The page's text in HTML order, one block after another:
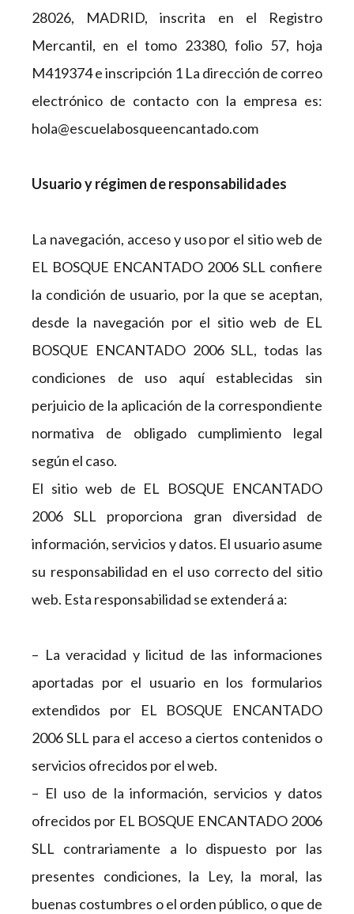
28026, MADRID, inscrita en el Registro
Mercantil, en el tomo 23380, folio 57, hoja
M419374 e inscripción 1 La dirección de correo
electrónico de contacto con la empresa es:
hola@escuelabosqueencantado.com
Usuario y régimen de responsabilidades
La navegación, acceso y uso por el sitio web de
EL BOSQUE ENCANTADO 2006 SLL confiere
la condición de usuario, por la que se aceptan,
desde la navegación por el sitio web de EL
BOSQUE ENCANTADO 2006 SLL, todas las
condiciones de uso aquí establecidas sin
perjuicio de la aplicación de la correspondiente
normativa de obligado cumplimiento legal
según el caso.
El sitio web de EL BOSQUE ENCANTADO
2006 SLL proporciona gran diversidad de
información, servicios y datos. El usuario asume
su responsabilidad en el uso correcto del sitio
web. Esta responsabilidad se extenderá a:
– La veracidad y licitud de las informaciones
aportadas por el usuario en los formularios
extendidos por EL BOSQUE ENCANTADO
2006 SLL para el acceso a ciertos contenidos o
servicios ofrecidos por el web.
– El uso de la información, servicios y datos
ofrecidos por EL BOSQUE ENCANTADO 2006
SLL contrariamente a lo dispuesto por las
presentes condiciones, la Ley, la moral, las
buenas costumbres o el orden público, o que de